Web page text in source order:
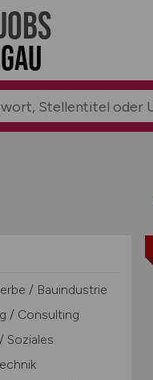
/ Bauindustrie
/ Consulting
Soziales